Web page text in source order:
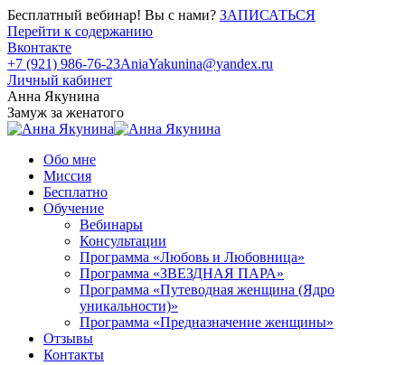
Бесплатный вебинар! Вы с нами? ЗАПИСАТЬСЯ
Перейти к содержанию
Вконтакте
+7 (921) 986-76-23AniaYakunina@yandex.ru
Личный кабинет
Анна Якунина
Замуж за женатого
Обо мне
Миссия
Бесплатно
Обучение
Вебинары
Консультации
Программа «Любовь и Любовница»
Программа «ЗВЕЗДНАЯ ПАРА»
Программа «Путеводная женщина (Ядро
уникальности)»
Программа «Предназначение женщины»
Отзывы
Контакты